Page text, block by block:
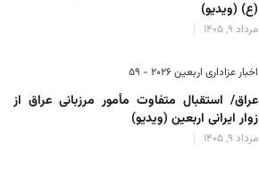
(ع) (ویدیو)
مرداد 9, 1405
اخبار عزاداری اربعین ۲۰۲۶ - 59
عراق/ استقبال متفاوت مأمور مرزبانی عراق از
زوار ایرانی اربعین (ویدیو)
مرداد 9, 1405